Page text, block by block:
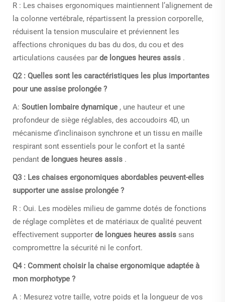
R : Les chaises ergonomiques maintiennent l’alignement de
la colonne vertébrale, répartissent la pression corporelle,
réduisent la tension musculaire et préviennent les
affections chroniques du bas du dos, du cou et des
articulations causées par de longues heures assis .
Q2 : Quelles sont les caractéristiques les plus importantes
pour une assise prolongée ?
A: Soutien lombaire dynamique , une hauteur et une
profondeur de siège réglables, des accoudoirs 4D, un
mécanisme d’inclinaison synchrone et un tissu en maille
respirant sont essentiels pour le confort et la santé
pendant de longues heures assis .
Q3 : Les chaises ergonomiques abordables peuvent-elles
supporter une assise prolongée ?
R : Oui. Les modèles milieu de gamme dotés de fonctions
de réglage complètes et de matériaux de qualité peuvent
effectivement supporter de longues heures assis sans
compromettre la sécurité ni le confort.
Q4 : Comment choisir la chaise ergonomique adaptée à
mon morphotype ?
A : Mesurez votre taille, votre poids et la longueur de vos